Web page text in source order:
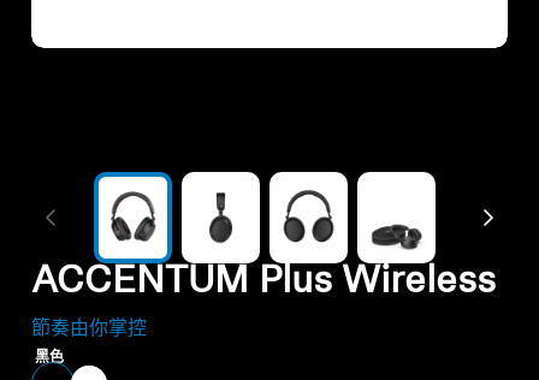
聲音空間
支援
ACCENTUM Plus Wireless
節奏由你掌控
黑色